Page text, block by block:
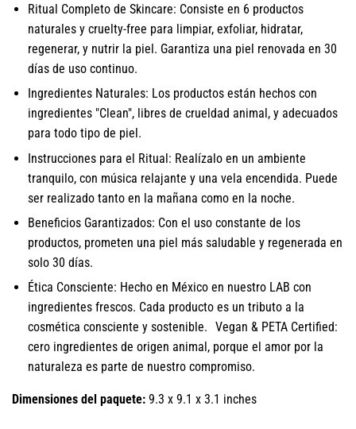
Ritual Completo de Skincare: Consiste en 6 productos
naturales y cruelty-free para limpiar, exfoliar, hidratar,
regenerar, y nutrir la piel. Garantiza una piel renovada en 30
días de uso continuo.
Ingredientes Naturales: Los productos están hechos con
ingredientes "Clean", libres de crueldad animal, y adecuados
para todo tipo de piel.
Instrucciones para el Ritual: Realízalo en un ambiente
tranquilo, con música relajante y una vela encendida. Puede
ser realizado tanto en la mañana como en la noche.
Beneficios Garantizados: Con el uso constante de los
productos, prometen una piel más saludable y regenerada en
solo 30 días.
Ética Consciente: Hecho en México en nuestro LAB con
ingredientes frescos. Cada producto es un tributo a la
cosmética consciente y sostenible. Vegan & PETA Certified:
cero ingredientes de origen animal, porque el amor por la
naturaleza es parte de nuestro compromiso.
Dimensiones del paquete: 9.3 x 9.1 x 3.1 inches